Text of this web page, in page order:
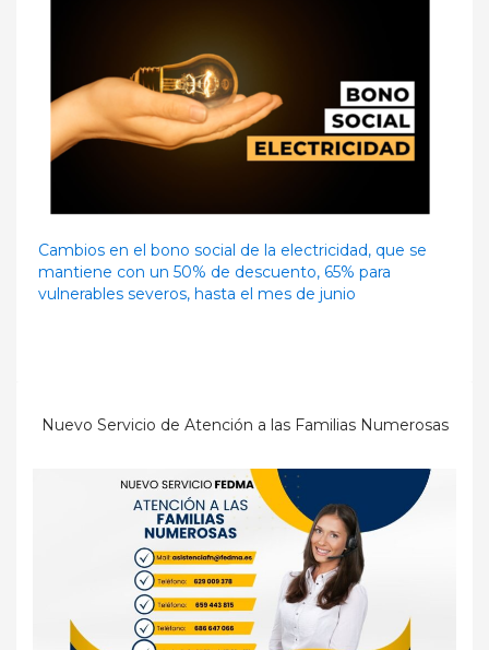
Cambios en el bono social de la electricidad, que se
mantiene con un 50% de descuento, 65% para
vulnerables severos, hasta el mes de junio
Nuevo Servicio de Atención a las Familias Numerosas